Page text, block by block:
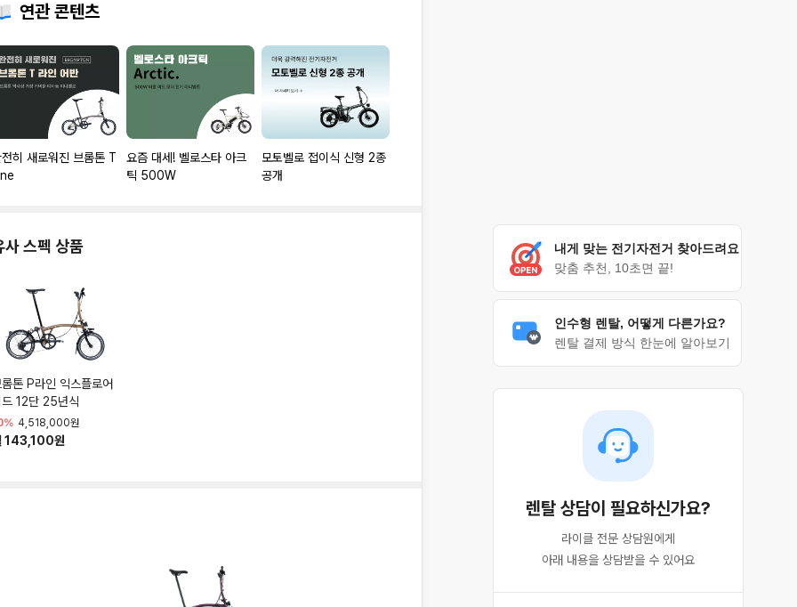
연관 콘텐츠
히 새로워진 브롬톤 T
요즘 대세! 벨로스타 아크
틱 500W
모토벨로 접이식 신형 2종
공개
사 스펙 상품
톤 P라인 익스플로어
드 12단 25년식
4,518,000원
143,100원
내게 맞는 전기자전거 찾아드려요
맞춤 추천, 10초면 끝!
인수형 렌탈, 어떻게 다른가요?
렌탈 결제 방식 한눈에 알아보기
렌탈 상담이 필요하신가요?
라이클 전문 상담원에게
아래 내용을 상담받을 수 있어요